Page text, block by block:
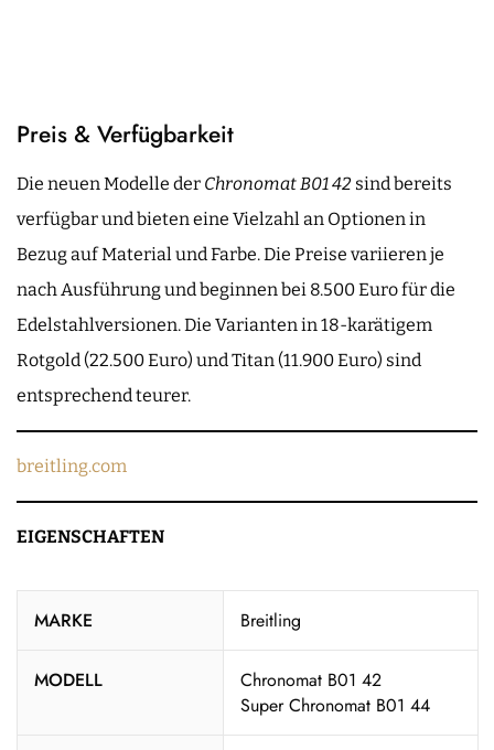
Preis & Verfügbarkeit
Die neuen Modelle der Chronomat B01 42 sind bereits
verfügbar und bieten eine Vielzahl an Optionen in
Bezug auf Material und Farbe. Die Preise variieren je
nach Ausführung und beginnen bei 8.500 Euro für die
Edelstahlversionen. Die Varianten in 18-karätigem
Rotgold (22.500 Euro) und Titan (11.900 Euro) sind
entsprechend teurer.
breitling.com
EIGENSCHAFTEN
MARKE Breitling
MODELL
Chronomat B01 42
Super Chronomat B01 44